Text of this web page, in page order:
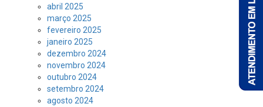
abril 2025
março 2025
fevereiro 2025
janeiro 2025
dezembro 2024
novembro 2024
outubro 2024
setembro 2024
agosto 2024